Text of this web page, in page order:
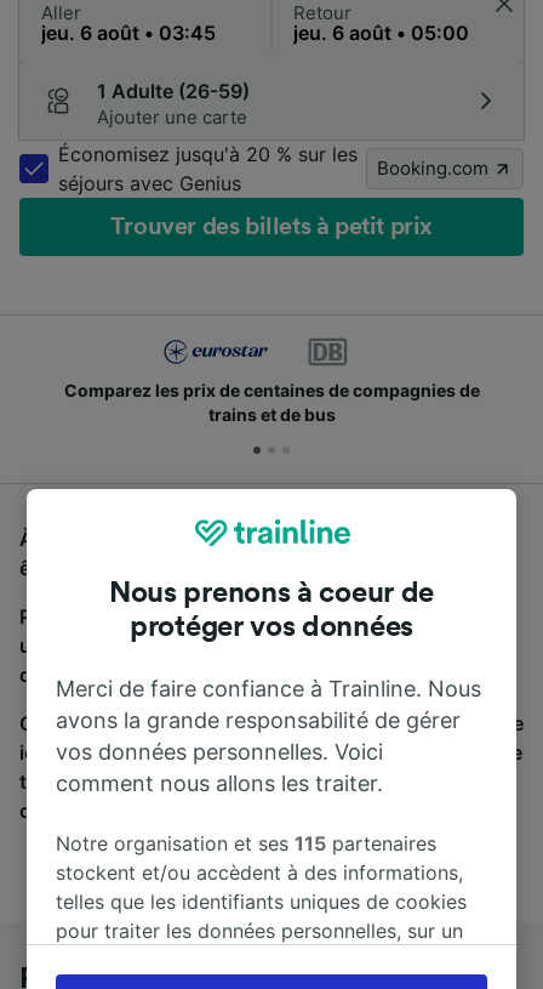
Aller Retour
1 Adulte (26-59)
Ajouter une carte
Économisez jusqu'à 20 % sur les
séjours avec Genius
Booking.com
Trouver des billets à petit prix
Des millions de voyageurs nous utilisent chaque jour
À la recherche d'un bus de Prague à Dresde, vous
êtes au bon endroit.
Pour trouver des billets de bus, lancez simplement
une recherche ci-dessus. Nous comparons les temps
de trajets et les prix des voyages, en train et en bus.
Qu’importe votre destination, votre voyage commence
ici. Nous collaborons avec plus de 170 compagnies de
train et de bus. Consultez et achetez vos billets sur
cette page.
Prague à Dresde en bus
Nous prenons à coeur de
protéger vos données
Merci de faire confiance à Trainline. Nous
avons la grande responsabilité de gérer
vos données personnelles. Voici
comment nous allons les traiter.
Notre organisation et ses115 partenaires
stockent et/ou accèdent à des informations,
telles que les identifiants uniques de cookies
pour traiter les données personnelles, sur un